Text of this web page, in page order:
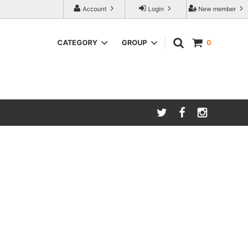
New member
Login
Account
0
CATEGORY GROUP